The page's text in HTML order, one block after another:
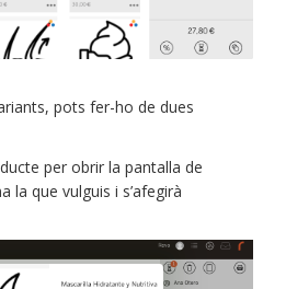
pots fer-ho de dues
per obrir la pantalla de
la que vulguis i s’afegirà